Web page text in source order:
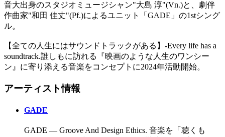
音大出身のスタジオミュージシャン"大島 淳"(Vn.)と、劇伴
作曲家"和田 佳丈"(Pf.)によるユニット「GADE」の1stシング
ル。
【全ての人生にはサウンドトラックがある】-Every life has a
soundtrack.誰しもに訪れる『映画のような人生のワンシー
ン』に寄り添える音楽をコンセプトに2024年活動開始。
アーティスト情報
GADE
GADE — Groove And Design Ethics. 音楽を「聴くも